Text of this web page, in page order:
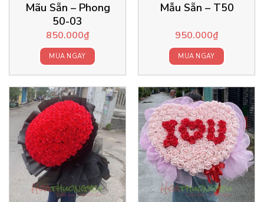
Mãu Sẵn – Phong
50-03
850.000₫
MUA NGAY
Mẫu Sẵn – T50
950.000₫
MUA NGAY